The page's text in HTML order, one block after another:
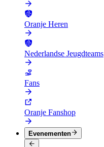
Oranje Heren
Nederlandse Jeugdteams
Fans
Oranje Fanshop
Evenementen